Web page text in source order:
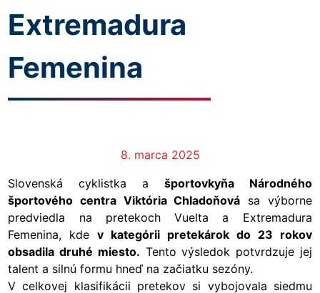
Extremadura
Femenina
8. marca 2025
Slovenská cyklistka a športovkyňa Národného
športového centra Viktória Chladoňová sa výborne
predviedla na pretekoch Vuelta a Extremadura
Femenina, kdev kategórii pretekárok do 23 rokov
obsadila druhé miesto. Tento výsledok potvrdzuje jej
talent a silnú formu hneď na začiatku sezóny.
V celkovej klasifikácii pretekov si vybojovala siedmu